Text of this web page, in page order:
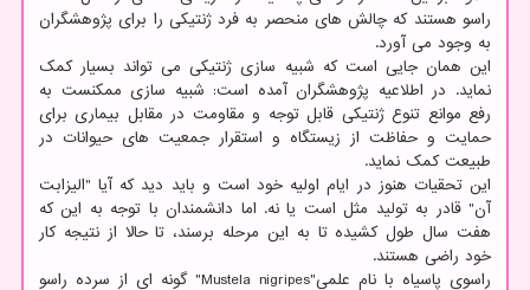
راسو هستند که چالش های منحصر به فرد ژنتیکی را برای پژوهشگران
به وجود می آورد.
این همان جایی است که شبیه سازی ژنتیکی می تواند بسیار کمک
نماید. در اطلاعیه پژوهشگران آمده است: شبیه سازی ممکنست به
رفع موانع تنوع ژنتیکی قابل توجه و مقاومت در مقابل بیماری برای
حمایت و حفاظت از زیستگاه و استقرار جمعیت های حیوانات در
طبیعت کمک نماید.
این تحقیات هنوز در ایام اولیه خود است و باید دید که آیا "الیزابت
آن" قادر به تولید مثل است یا نه. اما دانشمندان با توجه به این که
هفت سال طول کشیده تا به این مرحله برسند، تا حالا از نتیجه کار
خود راضی هستند.
راسوی پاسیاه با نام علمی"Mustela nigripes" گونه ای از سرده راسو